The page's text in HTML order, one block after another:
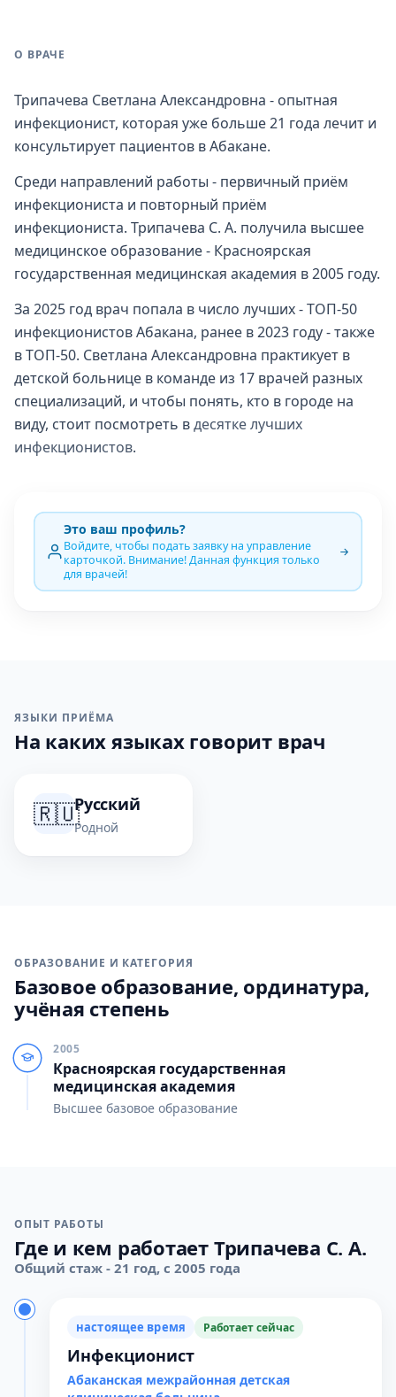
О ВРАЧЕ
Трипачева Светлана Александровна - опытная
инфекционист, которая уже больше 21 года лечит и
консультирует пациентов в Абакане.
Среди направлений работы - первичный приём
инфекциониста и повторный приём
инфекциониста. Трипачева С. А. получила высшее
медицинское образование - Красноярская
государственная медицинская академия в 2005 году.
За 2025 год врач попала в число лучших - ТОП-50
инфекционистов Абакана, ранее в 2023 году - также
в ТОП-50. Светлана Александровна практикует в
детской больнице в команде из 17 врачей разных
специализаций, и чтобы понять, кто в городе на
виду, стоит посмотреть вдесятке лучших
инфекционистов.
Это ваш профиль?
Войдите, чтобы подать заявку на управление
карточкой. Внимание! Данная функция только
для врачей!
ЯЗЫКИ ПРИЁМА
На каких языках говорит врач
🇷🇺Русский
Родной
ОБРАЗОВАНИЕ И КАТЕГОРИЯ
Базовое образование, ординатура,
учёная степень
2005
Красноярская государственная
медицинская академия
Высшее базовое образование
ОПЫТ РАБОТЫ
Где и кем работает Трипачева С. А.
Общий стаж - 21 год, с 2005 года
настоящее время Работает сейчас
Инфекционист
Абаканская межрайонная детская